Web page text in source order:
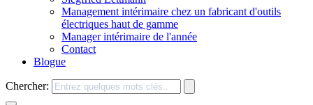
Management intérimaire chez un fabricant d'outils
électriques haut de gamme
Manager intérimaire de l'année
Contact
Blogue
Chercher: